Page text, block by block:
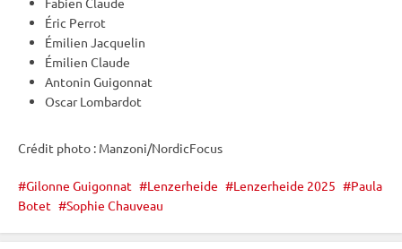
Éric Perrot
Émilien Jacquelin
Émilien Claude
Antonin Guigonnat
Oscar Lombardot
Crédit photo : Manzoni/NordicFocus
Gilonne Guigonnat Lenzerheide Lenzerheide 2025
Paula
Botet
Sophie Chauveau